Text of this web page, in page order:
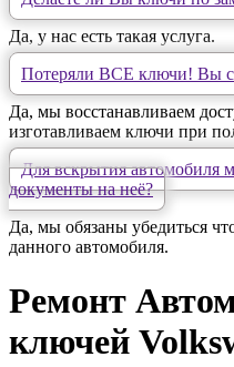
Да, у нас есть такая услуга.
Потеряли ВСЕ ключи! Вы
Да, мы восстанавливаем
изготавливаем ключи при
Для вскрытия автомобиля
документы на неё?
Да, мы обязаны убедиться
данного автомобиля.
Ремонт
ключей